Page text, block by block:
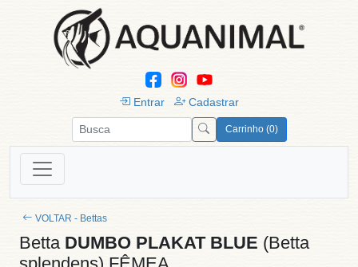
Entrar Cadastrar
Carrinho (0)
VOLTAR - Bettas
Betta DUMBO PLAKAT BLUE (Betta